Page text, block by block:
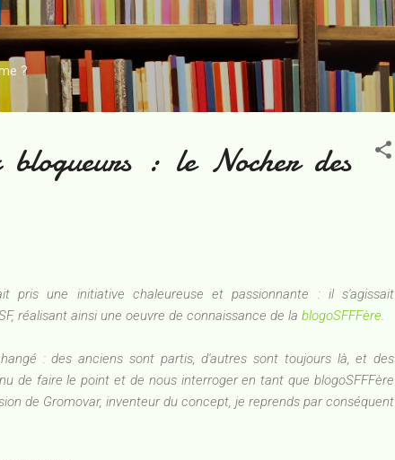
contenu principal
?
: le Nocher des
pris une initiative chaleureuse et passionnante : il s'agissait
réalisant ainsi une oeuvre de connaissance de la blogoSFFFère
: des anciens sont partis, d'autres sont toujours là, et des
de faire le point et de nous interroger en tant que blogoSFFFère
de Gromovar, inventeur du concept, je reprends par conséquent